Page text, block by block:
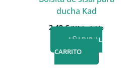
ducha Kad
2,49€ IVA incluido
AÑADIR AL
CARRITO